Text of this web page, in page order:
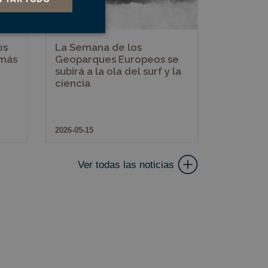
La Semana de los
Geoparques Europeos se
subirá a la ola del surf y la
ciencia
2026-05-15
Ver todas las noticias
de funcionalidad
de usuario y la